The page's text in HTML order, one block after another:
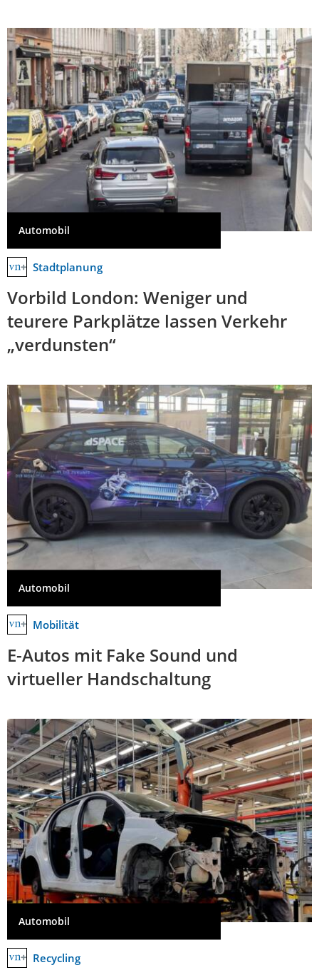
Automobil
Stadtplanung
Vorbild London: Weniger und
teurere Parkplätze lassen Verkehr
„verdunsten“
Automobil
Mobilität
E-Autos mit Fake Sound und
virtueller Handschaltung
Automobil
Recycling